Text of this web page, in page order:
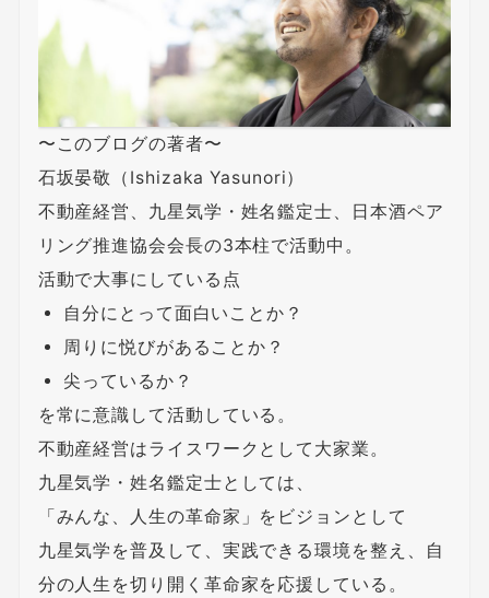
〜このブログの著者〜
石坂晏敬（Ishizaka Yasunori）
不動産経営、九星気学・姓名鑑定士、日本酒ペア
リング推進協会会長の3本柱で活動中。
活動で大事にしている点
自分にとって面白いことか？
周りに悦びがあることか？
尖っているか？
を常に意識して活動している。
不動産経営はライスワークとして大家業。
九星気学・姓名鑑定士としては、
「みんな、人生の革命家」をビジョンとして
九星気学を普及して、実践できる環境を整え、自
分の人生を切り開く革命家を応援している。